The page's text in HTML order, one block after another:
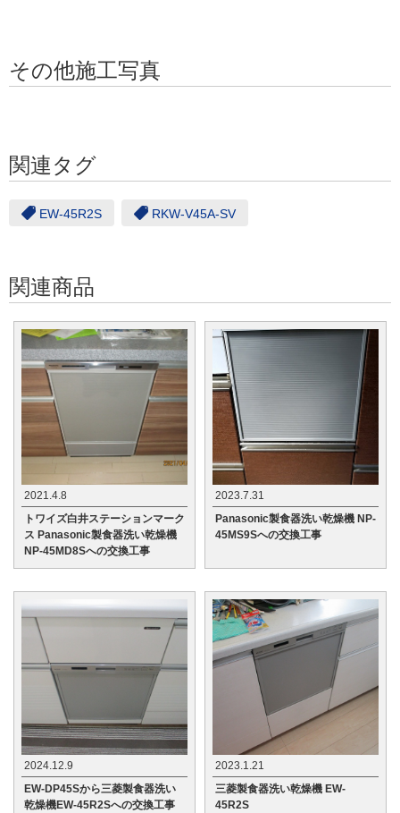
その他施工写真
関連タグ
EW-45R2S RKW-V45A-SV
関連商品
2021.4.8
トワイズ白井ステーションマーク
ス Panasonic製食器洗い乾燥機
NP-45MD8Sへの交換工事
2023.7.31
Panasonic製食器洗い乾燥機 NP-
45MS9Sへの交換工事
2024.12.9
EW-DP45Sから三菱製食器洗い
乾燥機EW-45R2Sへの交換工事
2023.1.21
三菱製食器洗い乾燥機 EW-
45R2S